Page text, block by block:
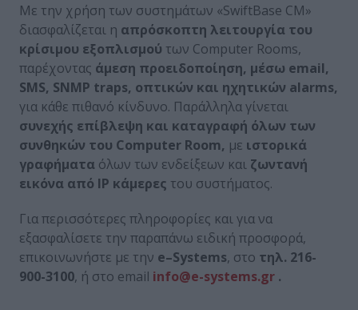
Με την χρήση των συστημάτων «SwiftBase CM»
διασφαλίζεται η απρόσκοπτη λειτουργία του
κρίσιμου εξοπλισμού των Computer Rooms,
παρέχοντας άμεση προειδοποίηση, μέσω email,
SMS, SNMP traps, οπτικών και ηχητικών alarms,
για κάθε πιθανό κίνδυνο. Παράλληλα γίνεται
συνεχής επίβλεψη και καταγραφή όλων των
συνθηκών του Computer Room, με ιστορικά
γραφήματα όλων των ενδείξεων και ζωντανή
εικόνα από IP κάμερες του συστήματος.
Για περισσότερες πληροφορίες και για να
εξασφαλίσετε την παραπάνω ειδική προσφορά,
επικοινωνήστε με την e–Systems, στο τηλ. 216-
900-3100, ή στο email info@e-systems.gr .